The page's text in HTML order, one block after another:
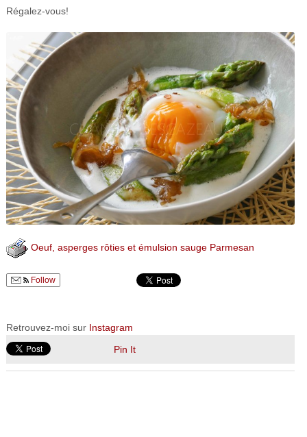
Régalez-vous!
Oeuf, asperges rôties et émulsion sauge Parmesan
Follow
Retrouvez-moi sur Instagram
Pin It